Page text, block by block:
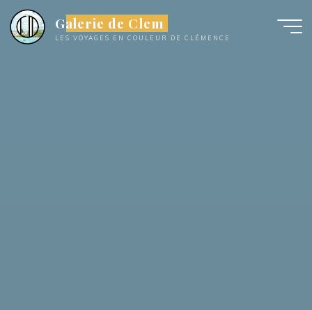
au
contenu
Galerie de Clem
LES VOYAGES EN COULEUR DE CLÉMENCE